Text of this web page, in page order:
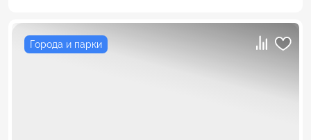
Города и парки